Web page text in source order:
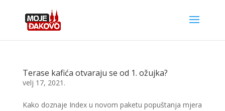
Terase kafića otvaraju se od 1. ožujka?
velj 17, 2021.
Kako doznaje Index u novom paketu popuštanja mjera